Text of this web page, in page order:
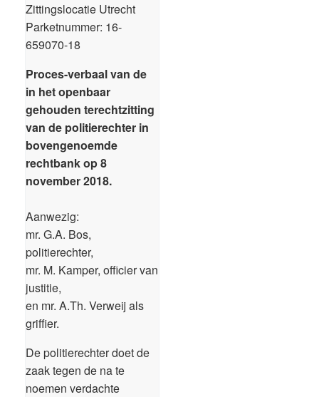
Zittingslocatie Utrecht
Parketnummer: 16-
659070-18
Proces-verbaal van de
in het openbaar
gehouden terechtzitting
van de politierechter in
bovengenoemde
rechtbank op 8
november 2018.
Aanwezig:
mr. G.A. Bos,
politierechter,
mr. M. Kamper, officier van
justitie,
en mr. A.Th. Verweij als
griffier.
De politierechter doet de
zaak tegen de na te
noemen verdachte